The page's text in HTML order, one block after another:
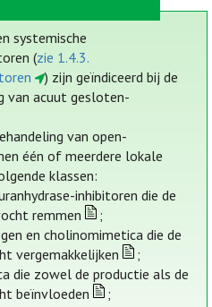
systemische
(zie 1.4.3.
) zijn geïndiceerd bij de
van acuut gesloten-
van open-
één of meerdere lokale
klassen:
inhibitoren die de
remmen
;
en cholinomimetica die de
vergemakkelijken
;
die zowel de productie als de
beïnvloeden
;